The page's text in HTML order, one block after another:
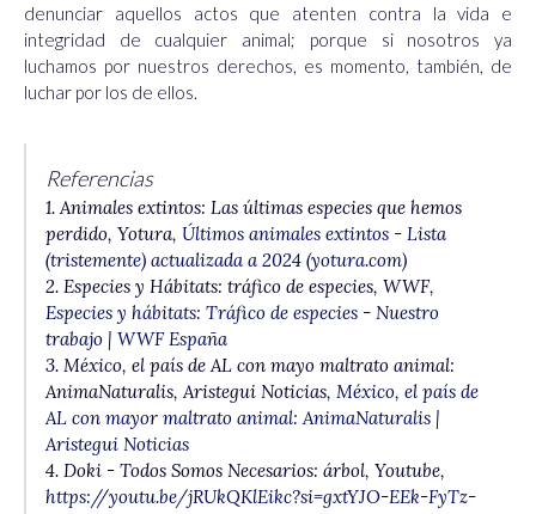
denunciar aquellos actos que atenten contra la vida e
integridad de cualquier animal; porque si nosotros ya
luchamos por nuestros derechos, es momento, también, de
luchar por los de ellos.
Referencias
1. Animales extintos: Las últimas especies que hemos
perdido, Yotura, Últimos animales extintos - Lista
(tristemente) actualizada a 2024 (yotura.com)
2. Especies y Hábitats: tráfico de especies, WWF,
Especies y hábitats: Tráfico de especies - Nuestro
trabajo | WWF España
3. México, el país de AL con mayo maltrato animal:
AnimaNaturalis, Aristegui Noticias, México, el país de
AL con mayor maltrato animal: AnimaNaturalis |
Aristegui Noticias
4. Doki - Todos Somos Necesarios: árbol, Youtube,
https://youtu.be/jRUkQKlEikc?si=gxtYJO-EEk-FyTz-